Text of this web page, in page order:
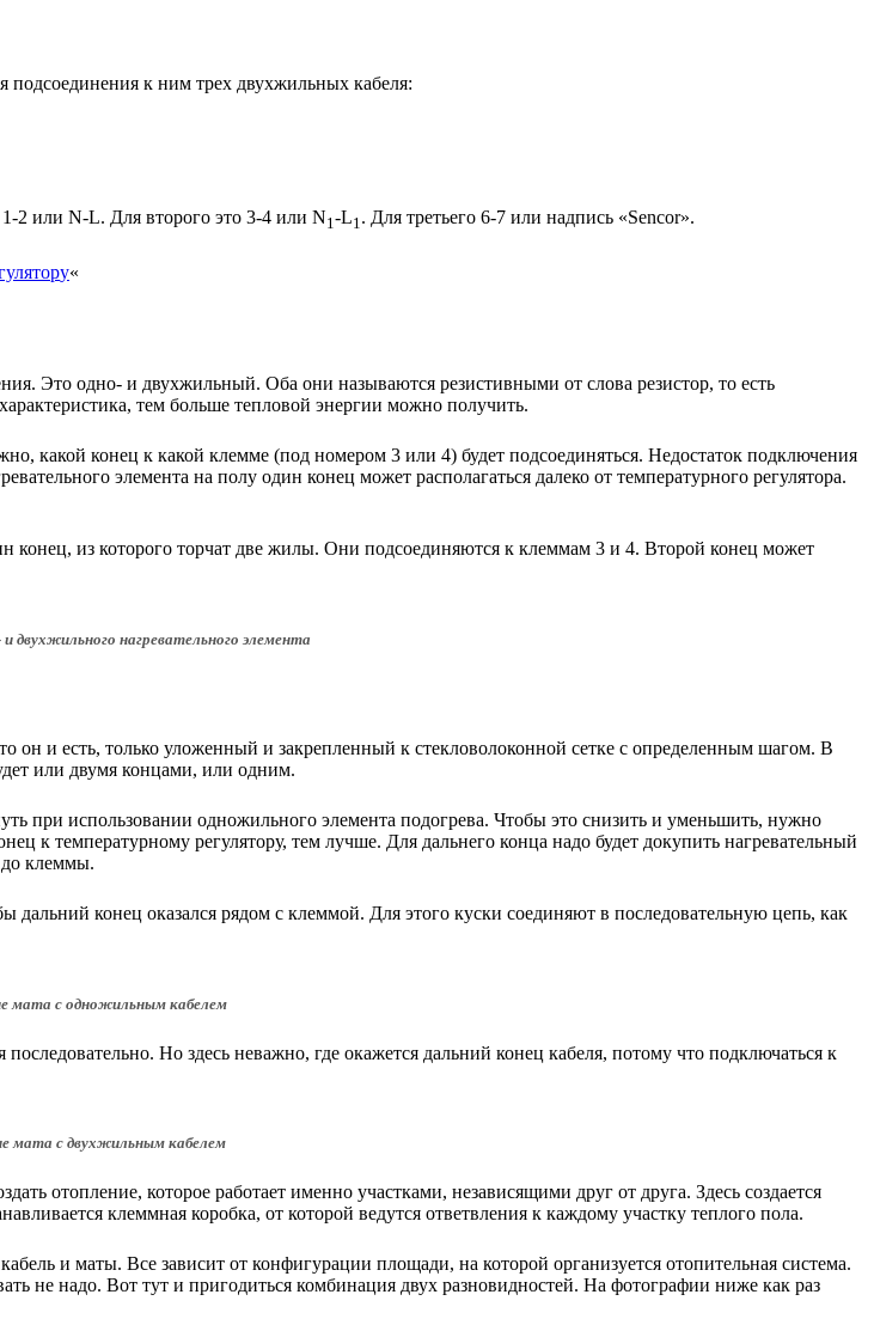
подсоединения к ним трех двухжильных кабеля:
2 или N-L. Для второго это 3-4 или N1-L1. Для третьего 6-7 или надпись «Sencor».
у«
Это одно- и двухжильный. Оба они называются резистивными от слова резистор, то есть
тем больше тепловой энергии можно получить.
какой конец к какой клемме (под номером 3 или 4) будет подсоединяться. Недостаток подключения
элемента на полу один конец может располагаться далеко от температурного регулятора.
конец, из которого торчат две жилы. Они подсоединяются к клеммам 3 и 4. Второй конец может
двухжильного нагревательного элемента
он и есть, только уложенный и закрепленный к стекловолоконной сетке с определенным шагом. В
или двумя концами, или одним.
при использовании одножильного элемента подогрева. Чтобы это снизить и уменьшить, нужно
к температурному регулятору, тем лучше. Для дальнего конца надо будет докупить нагревательный
до клеммы.
конец оказался рядом с клеммой. Для этого куски соединяют в последовательную цепь, как
мата с одножильным кабелем
Но здесь неважно, где окажется дальний конец кабеля, потому что подключаться к
мата с двухжильным кабелем
отопление, которое работает именно участками, независящими друг от друга. Здесь создается
клеммная коробка, от которой ведутся ответвления к каждому участку теплого пола.
и маты. Все зависит от конфигурации площади, на которой организуется отопительная система.
не надо. Вот тут и пригодиться комбинация двух разновидностей. На фотографии ниже как раз